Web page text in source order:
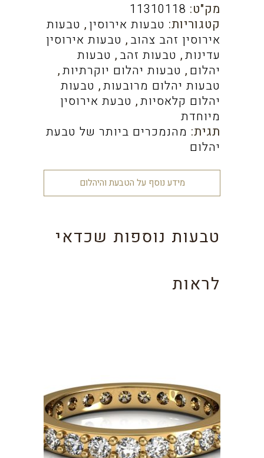
מק"ט: 11310118
קטגוריות: טבעות אירוסין , טבעות
אירוסין זהב צהוב , טבעות אירוסין
עדינות, טבעות זהב , טבעות
יהלום , טבעות יהלום יוקרתיות,
טבעות יהלום מרובעות, טבעות
יהלום קלאסיות, טבעת אירוסין
מיוחדת
תגית: מהנמכרים ביותר של טבעת
יהלום
מידע נוסף על הטבעת והיהלום
טבעות נוספות שכדאי
לראות